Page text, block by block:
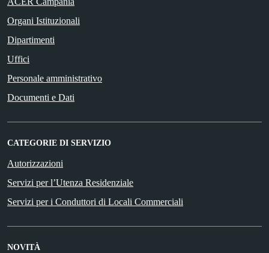
Organi Istituzionali
Dipartimenti
Uffici
Personale amministrativo
Documenti e Dati
CATEGORIE DI SERVIZIO
Autorizzazioni
Servizi per l’Utenza Residenziale
Servizi per i Conduttori di Locali Commerciali
NOVITÀ